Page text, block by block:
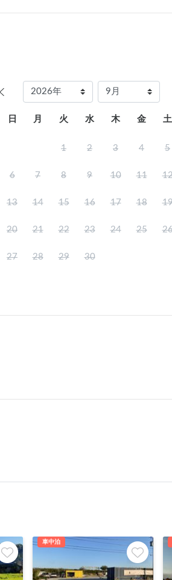
日 月 火 水 木 金 土
1 2 3 4 5
6 7 8 9 10 11
13 14 15 16 17 18
20 21 22 23 24 25
27 28 29 30
車中泊